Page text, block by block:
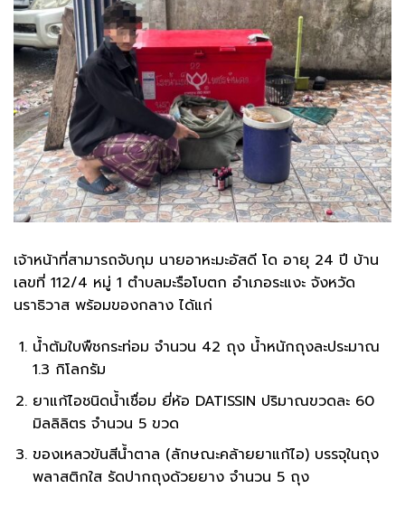
เจ้าหน้าที่สามารถจับกุม นายอาหะมะอัสดี โด อายุ 24 ปี บ้าน
เลขที่ 112/4 หมู่ 1 ตำบลมะรือโบตก อำเภอระแงะ จังหวัด
นราธิวาส พร้อมของกลาง ได้แก่
น้ำต้มใบพืชกระท่อม จำนวน 42 ถุง น้ำหนักถุงละประมาณ
1.3 กิโลกรัม
ยาแก้ไอชนิดน้ำเชื่อม ยี่ห้อ DATISSIN ปริมาณขวดละ 60
มิลลิลิตร จำนวน 5 ขวด
ของเหลวข้นสีน้ำตาล (ลักษณะคล้ายยาแก้ไอ) บรรจุในถุง
พลาสติกใส รัดปากถุงด้วยยาง จำนวน 5 ถุง